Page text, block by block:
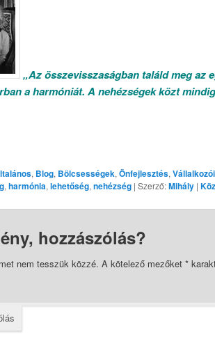
„Az összevisszaságban találd meg az
aharmóniát. A nehézségek közt
, Blog, Bölcsességek, Önfejlesztés, Vállalkozói
, harmónia, lehetőség, nehézség| Szerző:Mihály|
hozzászólás?
nem tesszük közzé. A kötelező mezőket *